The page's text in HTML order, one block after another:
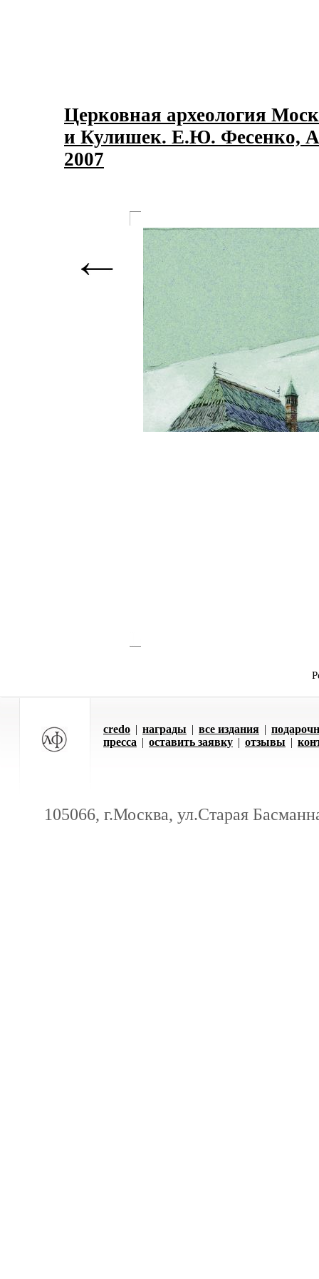
Церковная археология
и Кулишек. Е.Ю. Фесенко,
2007
credo | награды | все издания |
пресса | оставить заявку | отзывы |
105066, г.Москва, ул.Старая